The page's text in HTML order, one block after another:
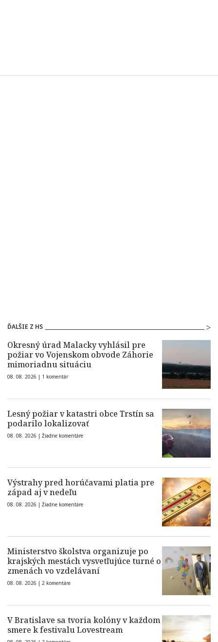
ĎALŠIE Z HS
Okresný úrad Malacky vyhlásil pre
požiar vo Vojenskom obvode Záhorie
mimoriadnu situáciu
08. 08. 2026 | 1 komentár
Lesný požiar v katastri obce Trstín sa
podarilo lokalizovať
08. 08. 2026 | Žiadne komentáre
Výstrahy pred horúčavami platia pre
západ aj v nedeľu
08. 08. 2026 | Žiadne komentáre
Ministerstvo školstva organizuje po
krajských mestách vysvetľujúce turné o
zmenách vo vzdelávaní
08. 08. 2026 | 2 komentáre
V Bratislave sa tvoria kolóny v každom
smere k festivalu Lovestream